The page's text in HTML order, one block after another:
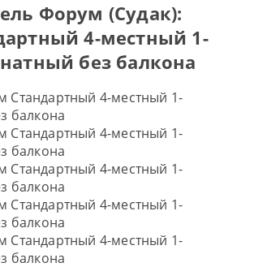
Форум (Судак):
4-местный 1-
без балкона